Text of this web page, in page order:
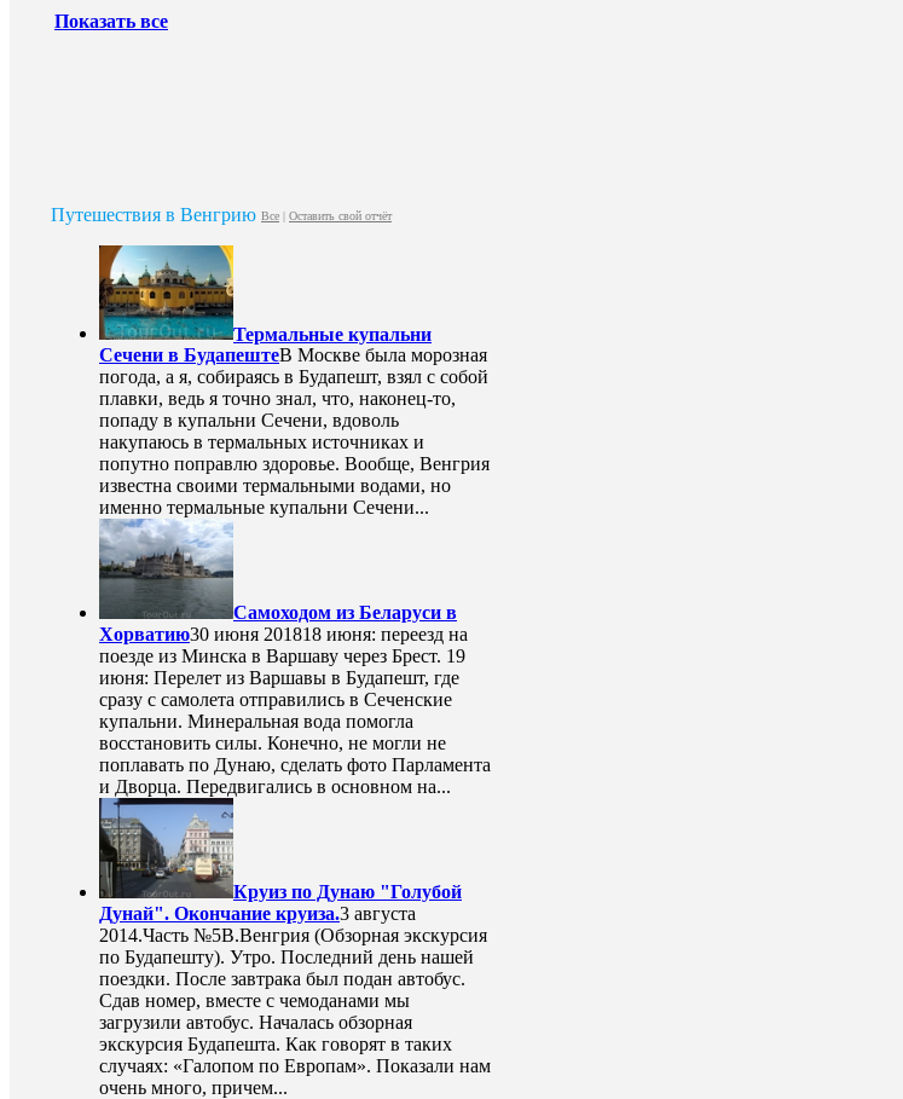
Показать все
Путешествия в Венгрию Все | Оставить свой отчёт
Термальные купальни
Сечени в БудапештеВ Москве была морозная
погода, а я, собираясь в Будапешт, взял с собой
плавки, ведь я точно знал, что, наконец-то,
попаду в купальни Сечени, вдоволь
накупаюсь в термальных источниках и
попутно поправлю здоровье. Вообще, Венгрия
известна своими термальными водами, но
именно термальные купальни Сечени...
Самоходом из Беларуси в
Хорватию30 июня 201818 июня: переезд на
поезде из Минска в Варшаву через Брест. 19
июня: Перелет из Варшавы в Будапешт, где
сразу с самолета отправились в Сеченские
купальни. Минеральная вода помогла
восстановить силы. Конечно, не могли не
поплавать по Дунаю, сделать фото Парламента
и Дворца. Передвигались в основном на...
Круиз по Дунаю "Голубой
Дунай". Окончание круиза.3 августа
2014.Часть №5В.Венгрия (Обзорная экскурсия
по Будапешту). Утро. Последний день нашей
поездки. После завтрака был подан автобус.
Сдав номер, вместе с чемоданами мы
загрузили автобус. Началась обзорная
экскурсия Будапешта. Как говорят в таких
случаях: «Галопом по Европам». Показали нам
очень много, причем...